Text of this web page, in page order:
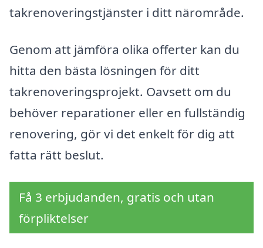
takrenoveringstjänster i ditt närområde.
Genom att jämföra olika offerter kan du
hitta den bästa lösningen för ditt
takrenoveringsprojekt. Oavsett om du
behöver reparationer eller en fullständig
renovering, gör vi det enkelt för dig att
fatta rätt beslut.
Få 3 erbjudanden, gratis och utan
förpliktelser